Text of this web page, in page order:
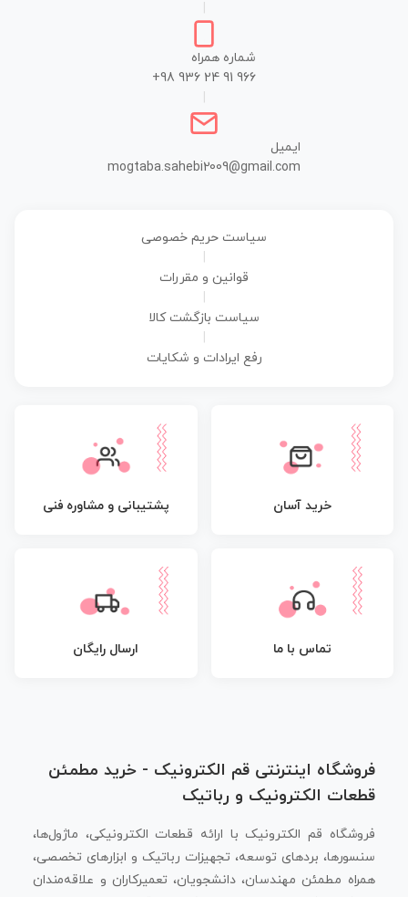
شماره همراه
+98 936 24 91 966
ایمیل
mogtaba.sahebi2009@gmail.com
سیاست حریم خصوصی
قوانین و مقررات
سیاست بازگشت کالا
رفع ایرادات و شکایات
خرید آسان پشتیبانی و مشاوره فنی
تماس با ما ارسال رایگان
فروشگاه اینترنتی قم الکترونیک - خرید مطمئن
قطعات الکترونیک و رباتیک
فروشگاه قم الکترونیک با ارائه قطعات الکترونیکی، ماژول‌ها،
سنسورها، بردهای توسعه، تجهیزات رباتیک و ابزارهای تخصصی،
همراه مطمئن مهندسان، دانشجویان، تعمیرکاران و علاقه‌مندان